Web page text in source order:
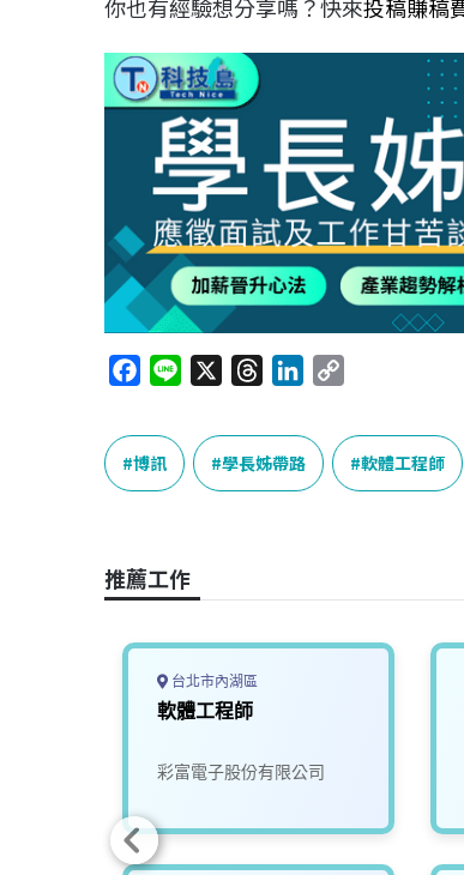
你也有經驗想分享嗎？快來投稿賺稿
c
e
b
k
e
r
e
a
n
k
e
p
y
L
博訊 學長姊帶路 軟體工程師
推薦工作
台北市內湖區
軟體工程師
彩富電子股份有限公司